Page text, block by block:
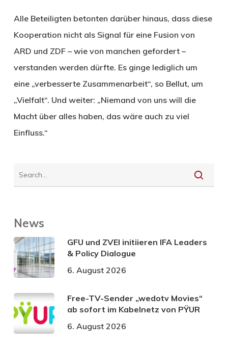
Alle Beteiligten betonten darüber hinaus, dass diese
Kooperation nicht als Signal für eine Fusion von
ARD und ZDF – wie von manchen gefordert –
verstanden werden dürfte. Es ginge lediglich um
eine „verbesserte Zusammenarbeit“, so Bellut, um
„Vielfalt“. Und weiter: „Niemand von uns will die
Macht über alles haben, das wäre auch zu viel
Einfluss.“
News
GFU und ZVEI initiieren IFA Leaders
& Policy Dialogue
6. August 2026
Free-TV-Sender „wedotv Movies“
ab sofort im Kabelnetz von PŸUR
6. August 2026